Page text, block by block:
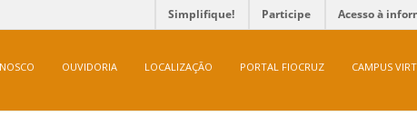
Simplifique! Participe Acesso à
OUVIDORIA LOCALIZAÇÃO PORTAL FIOCRUZ CAMPUS